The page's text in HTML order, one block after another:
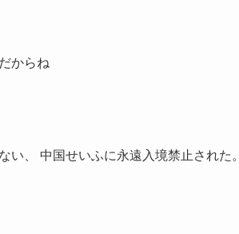
からね
い、 中国せいふに永遠入境禁止された。